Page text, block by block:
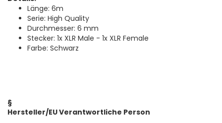
Länge: 6m
Serie: High Quality
Durchmesser: 6 mm
Stecker: 1x XLR Male - 1x XLR Female
Farbe: Schwarz
§
Hersteller/EU Verantwortliche Person